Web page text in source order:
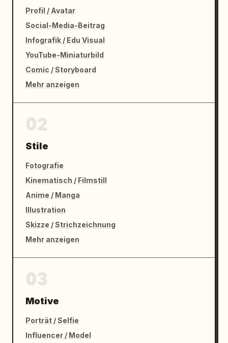
Profil / Avatar
Social-Media-Beitrag
Infografik / Edu Visual
YouTube-Miniaturbild
Comic / Storyboard
Mehr anzeigen
Stile
Fotografie
Kinematisch / Filmstill
Anime / Manga
Illustration
Skizze / Strichzeichnung
Mehr anzeigen
Motive
Porträt / Selfie
Influencer / Model